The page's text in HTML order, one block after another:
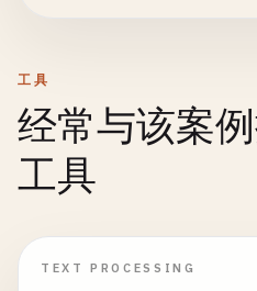
工具
经常与该案
工具
TEXT PROCESSING